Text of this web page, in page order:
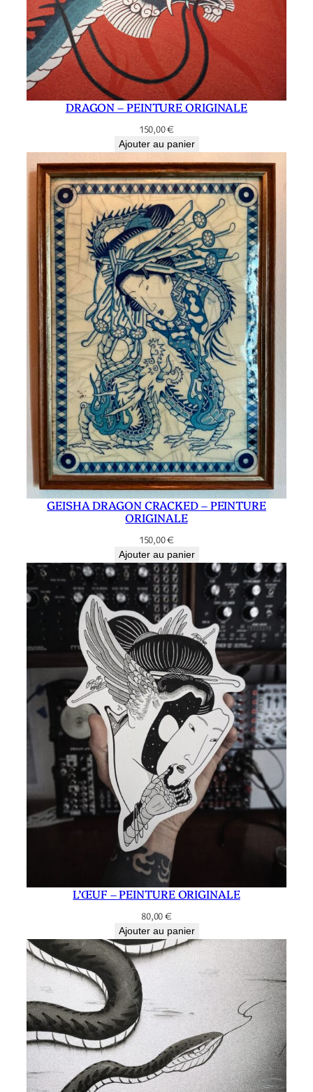
DRAGON – PEINTURE ORIGINALE
150,00€
Ajouter au panier
GEISHA DRAGON CRACKED – PEINTURE
ORIGINALE
150,00€
Ajouter au panier
L’ŒUF – PEINTURE ORIGINALE
80,00€
Ajouter au panier